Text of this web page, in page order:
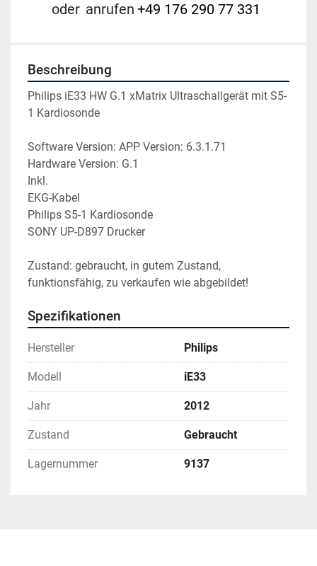
oder anrufen +49 176 290 77 331
Beschreibung
Philips iE33 HW G.1 xMatrix Ultraschallgerät mit S5-
1 Kardiosonde
Software Version: APP Version: 6.3.1.71
Hardware Version: G.1
Inkl.
EKG-Kabel
Philips S5-1 Kardiosonde
SONY UP-D897 Drucker
Zustand: gebraucht, in gutem Zustand,
funktionsfähig, zu verkaufen wie abgebildet!
Spezifikationen
Hersteller Philips
Modell iE33
Jahr 2012
Zustand Gebraucht
Lagernummer 9137